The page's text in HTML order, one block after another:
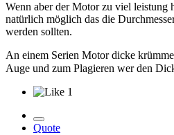
Wenn aber der Motor zu viel leistung
natürlich möglich das die
werden sollten.
An einem Serien Motor dicke
Auge und zum Plagieren wer den
1
Quote